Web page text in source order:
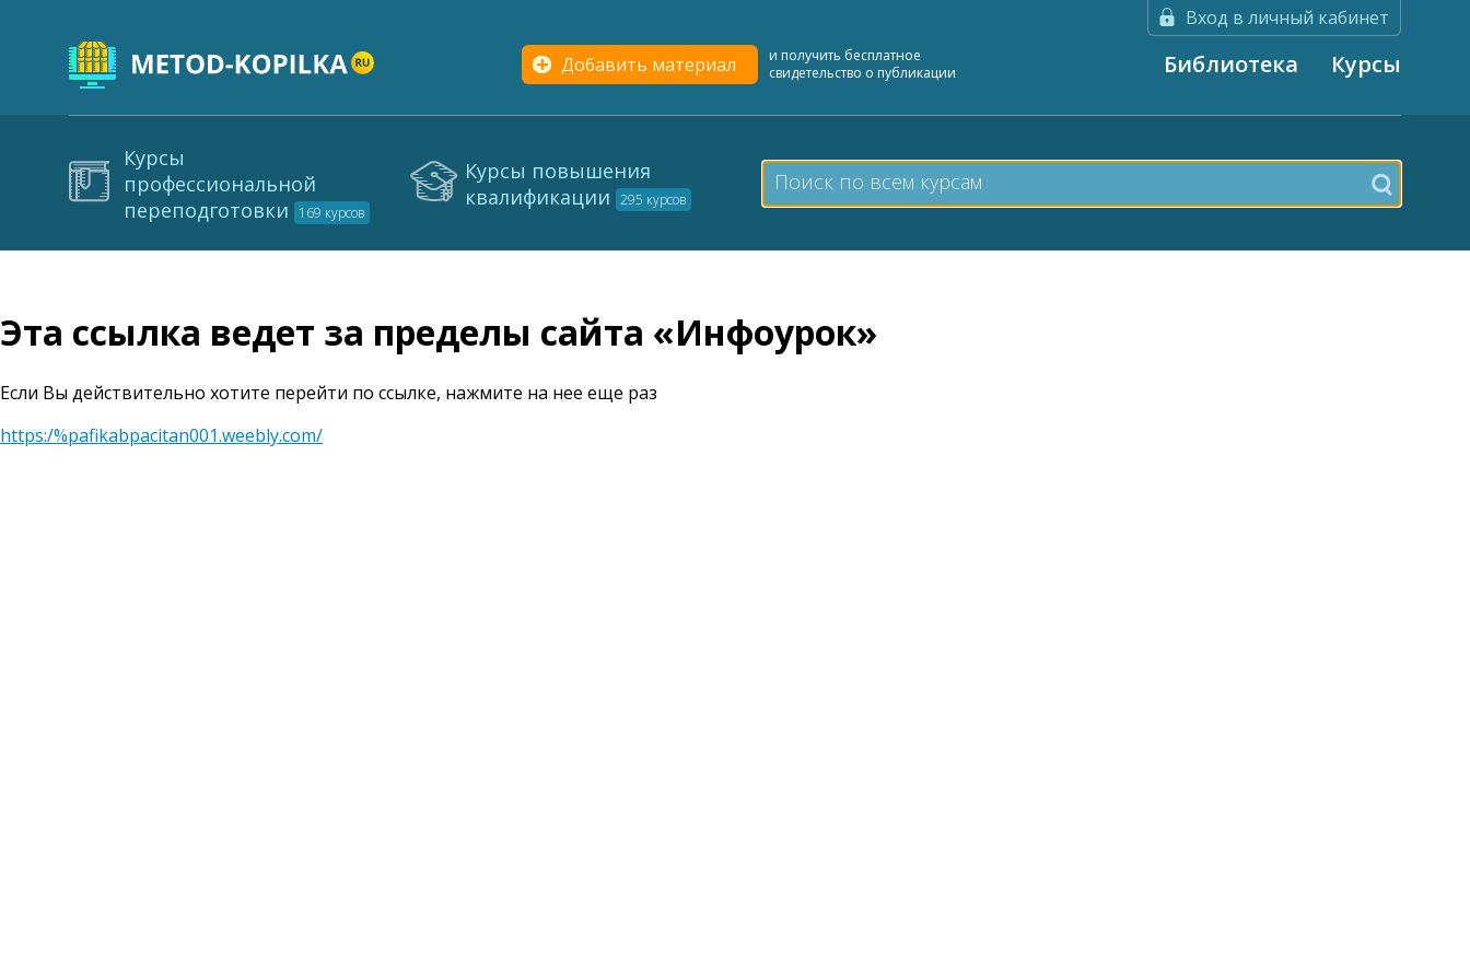
Вход в личный кабинет
Добавить материал
и получить бесплатное
свидетельство о публикации
Библиотека Курсы
Курсы
профессиональной
переподготовки
169 курсов
Курсы повышения
квалификации 295 курсов
Эта ссылка ведет за пределы сайта «Инфоурок»
Если Вы действительно хотите перейти по ссылке, нажмите на нее еще раз
https:/%pafikabpacitan001.weebly.com/